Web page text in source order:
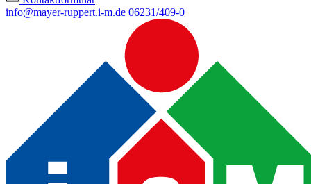
info@mayer-ruppert.i-m.de 06231/409-0